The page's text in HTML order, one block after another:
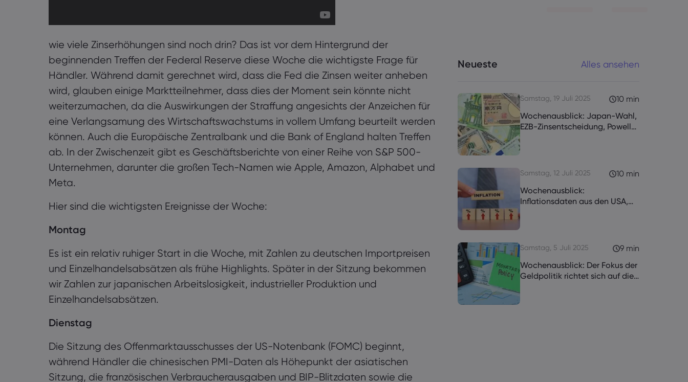
wie viele Zinserhöhungen sind noch drin? Das ist vor dem Hintergrund der
beginnenden Treffen der Federal Reserve diese Woche die wichtigste Frage für
Händler. Während damit gerechnet wird, dass die Fed die Zinsen weiter anheben
wird, glauben einige Marktteilnehmer, dass dies der Moment sein könnte nicht
weiterzumachen, da die Auswirkungen der Straffung angesichts der Anzeichen für
eine Verlangsamung des Wirtschaftswachstums in vollem Umfang beurteilt werden
können. Auch die Europäische Zentralbank und die Bank of England halten Treffen
ab. In der Zwischenzeit gibt es Geschäftsberichte von einer Reihe von S&P 500-
Unternehmen, darunter die großen Tech-Namen wie Apple, Amazon, Alphabet und
Meta.
Hier sind die wichtigsten Ereignisse der Woche:
Montag
Es ist ein relativ ruhiger Start in die Woche, mit Zahlen zu deutschen Importpreisen
und Einzelhandelsabsätzen als frühe Highlights. Später in der Sitzung bekommen
wir Zahlen zur japanischen Arbeitslosigkeit, industrieller Produktion und
Einzelhandelsabsätzen.
Dienstag
Die Sitzung des Offenmarktausschusses der US-Notenbank (FOMC) beginnt,
während Händler die chinesischen PMI-Daten als Höhepunkt der asiatischen
Sitzung, die französischen Verbraucherausgaben und BIP-Blitzdaten sowie die
Neueste Alles ansehen
Samstag, 19 Juli 2025
10 min
Wochenausblick: Japan-Wahl,
EZB-Zinsentscheidung, Powells
Samstag, 12 Juli 2025
10 min
Wochenausblick:
Inflationsdaten aus den USA,
Samstag, 5 Juli 2025
9 min
Wochenausblick: Der Fokus der
Geldpolitik richtet sich auf die